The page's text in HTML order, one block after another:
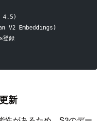
4.5)
V2 Embeddings)
登録
新